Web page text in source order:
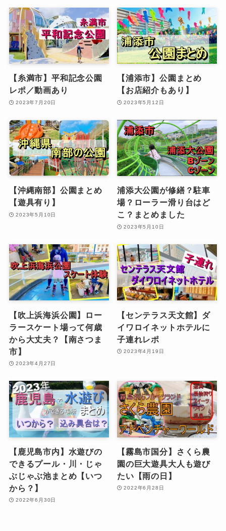
【糸満市】平和記念公園
レポ／動画あり
2023年7月20日
【浦添市】公園まとめ
【お店紹介もあり】
2023年5月12日
【沖縄南部】公園まとめ
【遊具有り】
2023年5月10日
浦添大公園が修繕？駐車
場？ローラー滑り台はど
こ？まとめました
2023年5月10日
【吹上浜海浜公園】ロー
ラースケート場って何歳
から大丈夫？【南さつま
市】
2023年4月27日
【センテラス天文館】ダ
イワロイネットホテルに
子連れレポ
2023年4月19日
【鹿児島市内】水遊びの
できるプール・川・じゃ
ぶじゃぶ池まとめ【いつ
から？】
2022年6月30日
【霧島市国分】さくら農
園の巨大遊具大人も遊び
たい【雨の日】
2022年6月28日